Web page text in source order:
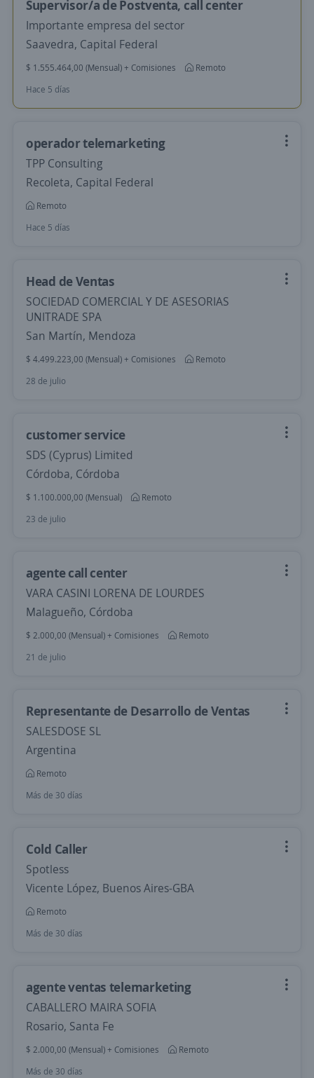
Supervisor/a de Postventa, call center
Importante empresa del sector
Saavedra, Capital Federal
$ 1.555.464,00 (Mensual) + Comisiones
Remoto
Hace 5 días
operador telemarketing
TPP Consulting
Recoleta, Capital Federal
Remoto
Hace 5 días
Head de Ventas
SOCIEDAD COMERCIAL Y DE ASESORIAS
UNITRADE SPA
San Martín, Mendoza
$ 4.499.223,00 (Mensual) + Comisiones
Remoto
28 de julio
customer service
SDS (Cyprus) Limited
Córdoba, Córdoba
$ 1.100.000,00 (Mensual)
Remoto
23 de julio
agente call center
VARA CASINI LORENA DE LOURDES
Malagueño, Córdoba
$ 2.000,00 (Mensual) + Comisiones
Remoto
21 de julio
Representante de Desarrollo de Ventas
SALESDOSE SL
Argentina
Remoto
Más de 30 días
Cold Caller
Spotless
Vicente López, Buenos Aires-GBA
Remoto
Más de 30 días
agente ventas telemarketing
CABALLERO MAIRA SOFIA
Rosario, Santa Fe
$ 2.000,00 (Mensual) + Comisiones
Remoto
Más de 30 días